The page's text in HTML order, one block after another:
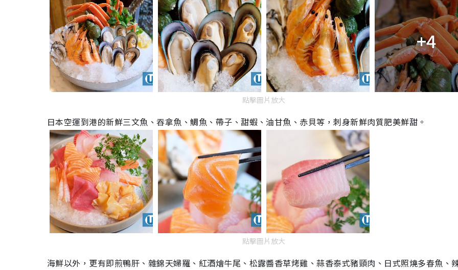
+4
點擊圖片放大
日本空運到港的新鮮三文魚、吞拿魚、鯛魚、帶子、甜蝦、油甘魚、赤貝等，刺身新鮮肉質肥美鮮甜。
點擊圖片放大
海鮮以外，更有即煎鴨肝、雜錦天婦羅、紅酒燴牛尾、松露醬香草烤雞、蒜香泰式豬頸肉、日式照燒多春魚、